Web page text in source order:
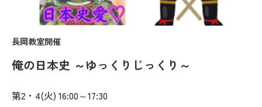
長岡教室開催
俺の日本史 ～ゆっくりじっくり～
第2・4(火) 16:00～17:30